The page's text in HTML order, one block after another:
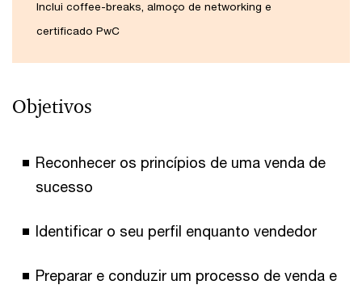
Inclui coffee-breaks, almoço de networking e
certificado PwC
Objetivos
Reconhecer os princípios de uma venda de
sucesso
Identificar o seu perfil enquanto vendedor
Preparar e conduzir um processo de venda e